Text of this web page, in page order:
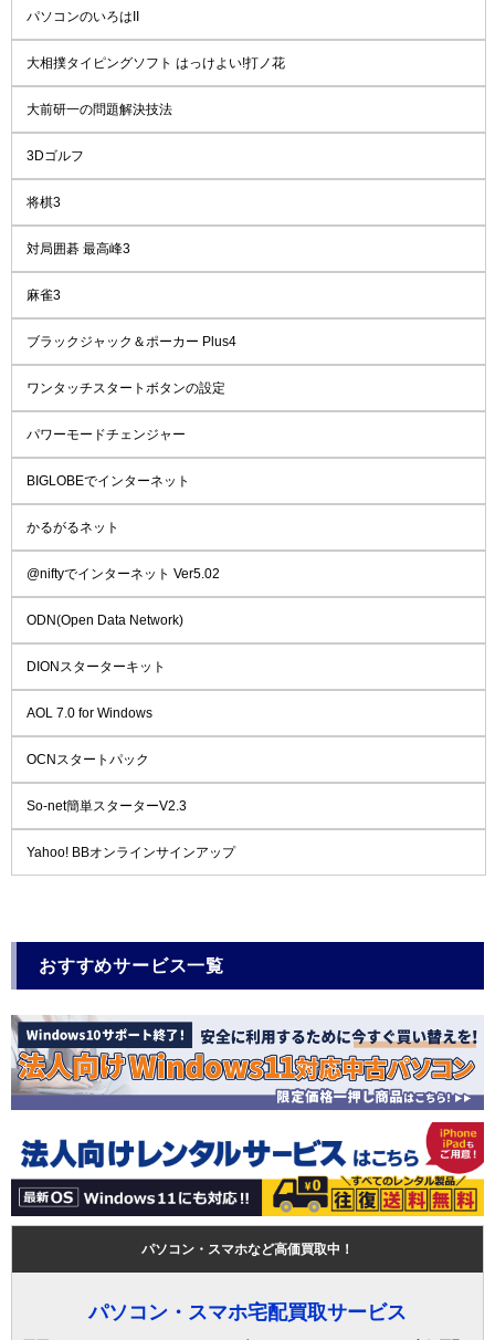
パソコンのいろはII
大相撲タイピングソフト はっけよい!打ノ花
大前研一の問題解決技法
3Dゴルフ
将棋3
対局囲碁 最高峰3
麻雀3
ブラックジャック＆ポーカー Plus4
ワンタッチスタートボタンの設定
パワーモードチェンジャー
BIGLOBEでインターネット
かるがるネット
@niftyでインターネット Ver5.02
ODN(Open Data Network)
DIONスターターキット
AOL 7.0 for Windows
OCNスタートパック
So-net簡単スターターV2.3
Yahoo! BBオンラインサインアップ
おすすめサービス一覧
パソコン・スマホなど高価買取中！
パソコン・スマホ宅配買取サービス